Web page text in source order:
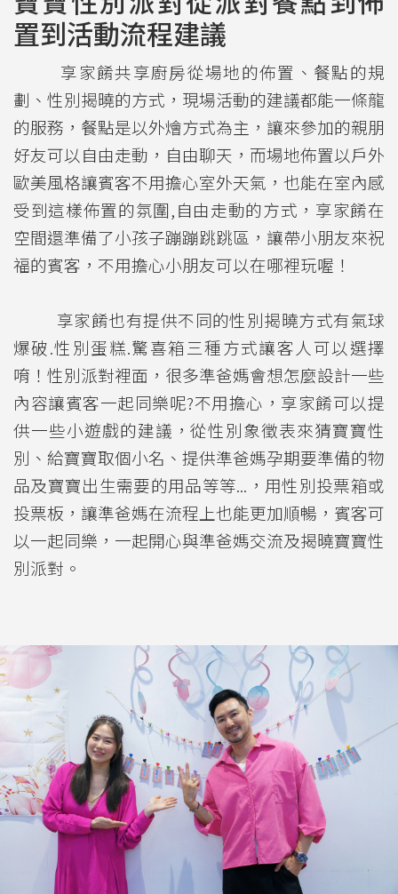
置到活動流程建議
享家餚共享廚房從場地的佈置、餐點的規
劃、性別揭曉的方式，現場活動的建議都能一條龍
的服務，餐點是以外燴方式為主，讓來參加的親朋
好友可以自由走動，自由聊天，而場地佈置以戶外
歐美風格讓賓客不用擔心室外天氣，也能在室內感
受到這樣佈置的氛圍,自由走動的方式，享家餚在
空間還準備了小孩子蹦蹦跳跳區，讓帶小朋友來祝
福的賓客，不用擔心小朋友可以在哪裡玩喔！
享家餚也有提供不同的性別揭曉方式有氣球
爆破.性別蛋糕.驚喜箱三種方式讓客人可以選擇
唷！性別派對裡面，很多準爸媽會想怎麼設計一些
內容讓賓客一起同樂呢?不用擔心，享家餚可以提
供一些小遊戲的建議，從性別象徵表來猜寶寶性
別、給寶寶取個小名、提供準爸媽孕期要準備的物
品及寶寶出生需要的用品等等...，用性別投票箱或
投票板，讓準爸媽在流程上也能更加順暢，賓客可
以一起同樂，一起開心與準爸媽交流及揭曉寶寶性
別派對。